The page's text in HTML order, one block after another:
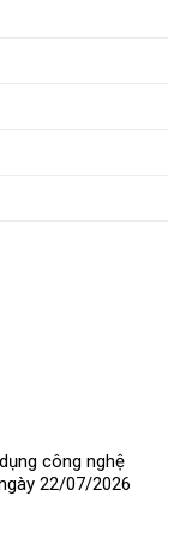
công nghệ
22/07/2026